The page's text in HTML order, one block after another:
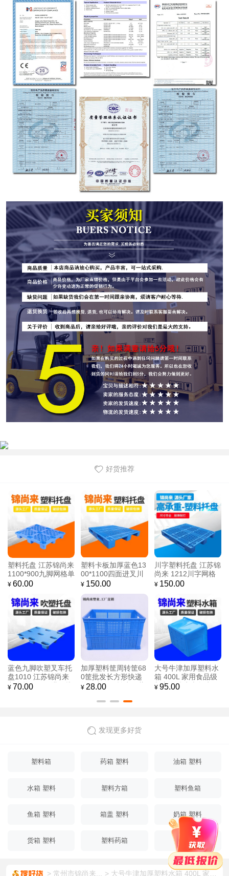
好货推荐
塑料托盘 江苏锦尚来
1100*900九脚网格单
面四面进叉防潮板 厂
¥ 60.00
塑料卡板加厚蓝色13
00*1100四面进叉川
字防潮卡板塑料 批发
¥ 150.00
川字塑料托盘 江苏锦
尚来 1212川字网格
加钢管防潮地台塑料
¥ 150.00
蓝色九脚吹塑叉车托
盘1010 江苏锦尚来
九脚单面四面进叉栈
¥ 70.00
加厚塑料筐周转筐68
0筐批发长方形快递
筐子大号周转水果蔬
¥ 28.00
大号牛津加厚塑料水
箱 400L 家用食品级
长方形储水卖鱼水箱
¥ 95.00
发现更多好货
塑料箱 药箱 塑料 油箱 塑料
水箱 塑料 塑料方箱 塑料鱼箱
鱼箱 塑料 箱盖 塑料 奶箱 塑料
货箱 塑料 塑料药箱 塑料箱盖
常州市锦尚来... 大号牛津加厚塑料水箱 400L 家用食品级长方形储水卖鱼水箱 工厂现货直销